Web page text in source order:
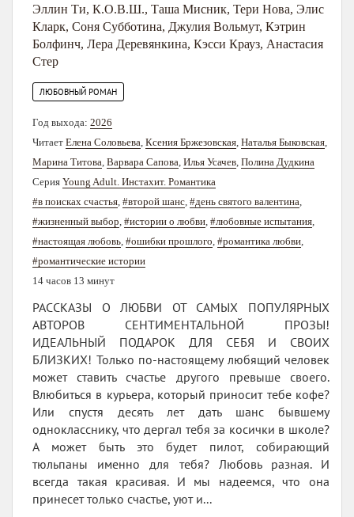
Эллин Ти, К.О.В.Ш., Таша Мисник, Тери Нова, Элис
Кларк, Соня Субботина, Джулия Вольмут, Кэтрин
Болфинч, Лера Деревянкина, Кэсси Крауз, Анастасия
Стер
ЛЮБОВНЫЙ РОМАН
Год выхода: 2026
Читает Елена Соловьева, Ксения Бржезовская, Наталья Быковская,
Марина Титова, Варвара Сапова, Илья Усачев, Полина Дудкина
Серия Young Adult. Инстахит. Романтика
#в поисках счастья, #второй шанс, #день святого валентина,
#жизненный выбор, #истории о любви, #любовные испытания,
#настоящая любовь, #ошибки прошлого, #романтика любви,
#романтические истории
14 часов 13 минут
РАССКАЗЫ О ЛЮБВИ ОТ САМЫХ ПОПУЛЯРНЫХ
АВТОРОВ СЕНТИМЕНТАЛЬНОЙ ПРОЗЫ!
ИДЕАЛЬНЫЙ ПОДАРОК ДЛЯ СЕБЯ И СВОИХ
БЛИЗКИХ! Только по-настоящему любящий человек
может ставить счастье другого превыше своего.
Влюбиться в курьера, который приносит тебе кофе?
Или спустя десять лет дать шанс бывшему
однокласснику, что дергал тебя за косички в школе?
А может быть это будет пилот, собирающий
тюльпаны именно для тебя? Любовь разная. И
всегда такая красивая. И мы надеемся, что она
принесет только счастье, уют и...